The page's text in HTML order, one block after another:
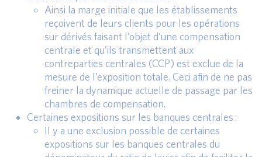
Ainsi la marge initiale que les établissements
reçoivent de leurs clients pour les opérations
sur dérivés faisant l’objet d’une compensation
centrale et qu’ils transmettent aux
contreparties centrales (CCP) est exclue de la
mesure de l’exposition totale. Ceci afin de ne pas
freiner la dynamique actuelle de passage par les
chambres de compensation.
Certaines expositions sur les banques centrales :
Il y a une exclusion possible de certaines
expositions sur les banques centrales du